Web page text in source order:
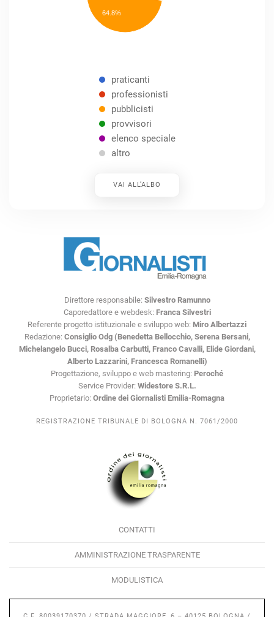
64.8%
praticanti
professionisti
pubblicisti
provvisori
elenco speciale
altro
VAI ALL’ALBO
Direttore responsabile: Silvestro Ramunno
Caporedattore e webdesk: Franca Silvestri
Referente progetto istituzionale e sviluppo web: Miro Albertazzi
Redazione: Consiglio Odg (Benedetta Bellocchio, Serena Bersani,
Michelangelo Bucci, Rosalba Carbutti, Franco Cavalli, Elide Giordani,
Alberto Lazzarini, Francesca Romanelli)
Progettazione, sviluppo e web mastering: Peroché
Service Provider: Widestore S.R.L.
Proprietario: Ordine dei Giornalisti Emilia-Romagna
REGISTRAZIONE TRIBUNALE DI BOLOGNA N. 7061/2000
CONTATTI
AMMINISTRAZIONE TRASPARENTE
MODULISTICA